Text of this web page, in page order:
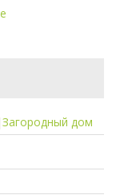
Загородный дом